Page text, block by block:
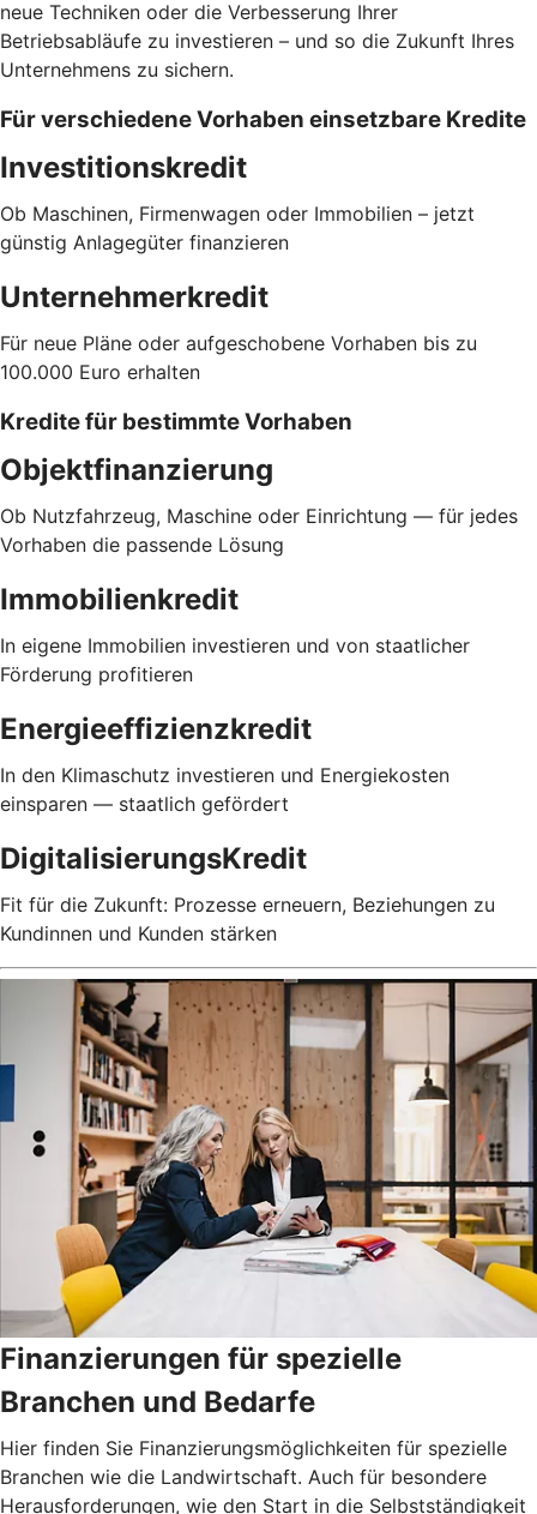
neue Techniken oder die Verbesserung Ihrer
Betriebsabläufe zu investieren – und so die Zukunft Ihres
Unternehmens zu sichern.
Für verschiedene Vorhaben einsetzbare Kredite
Investitionskredit
Ob Maschinen, Firmenwagen oder Immobilien – jetzt
günstig Anlagegüter finanzieren
Unternehmerkredit
Für neue Pläne oder aufgeschobene Vorhaben bis zu
100.000 Euro erhalten
Kredite für bestimmte Vorhaben
Objektfinanzierung
Ob Nutzfahrzeug, Maschine oder Einrichtung — für jedes
Vorhaben die passende Lösung
Immobilienkredit
In eigene Immobilien investieren und von staatlicher
Förderung profitieren
Energieeffizienzkredit
In den Klimaschutz investieren und Energiekosten
einsparen — staatlich gefördert
DigitalisierungsKredit
Fit für die Zukunft: Prozesse erneuern, Beziehungen zu
Kundinnen und Kunden stärken
Finanzierungen für spezielle
Branchen und Bedarfe
Hier finden Sie Finanzierungsmöglichkeiten für spezielle
Branchen wie die Landwirtschaft. Auch für besondere
Herausforderungen, wie den Start in die Selbstständigkeit